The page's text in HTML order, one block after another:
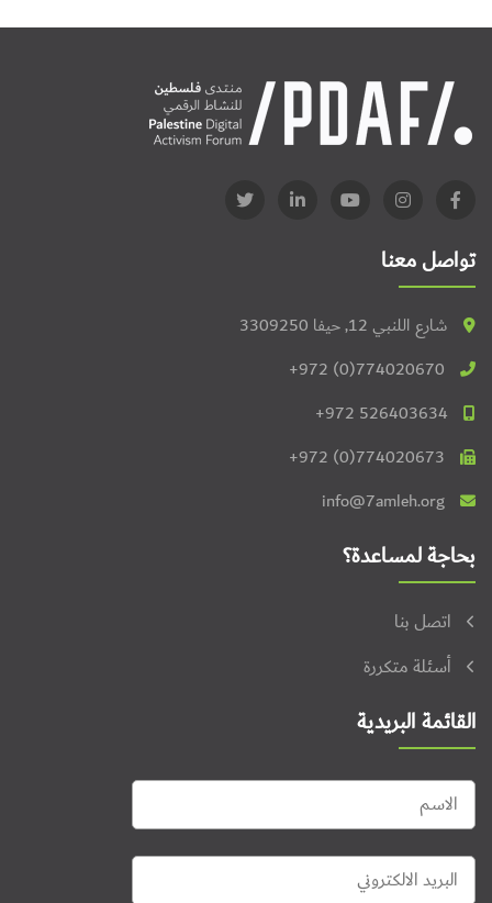
تواصل معنا
شارع اللنبي 12, حيفا 3309250
+972 (0)774020670
+972 526403634
+972 (0)774020673
info@7amleh.org
بحاجة لمساعدة؟
اتصل بنا
أسئلة متكررة
القائمة البريدية